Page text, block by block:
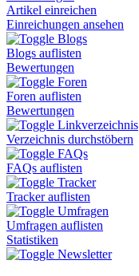
Artikel einreichen
Einreichungen ansehen
Blogs
Blogs auflisten
Bewertungen
Foren
Foren auflisten
Bewertungen
Linkverzeichnis
Verzeichnis durchstöbern
FAQs
FAQs auflisten
Tracker
Tracker auflisten
Umfragen
Umfragen auflisten
Statistiken
Newsletter